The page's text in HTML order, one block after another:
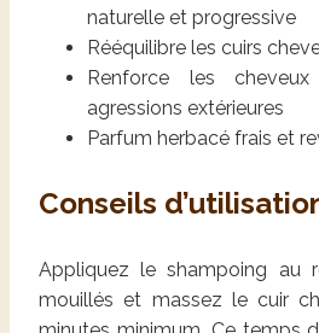
naturelle et progressive
Rééquilibre les cuirs
Renforce les
agressions extérieures
Parfum herbacé frais et
Conseils
Appliquez le shampoing au
mouillés et massez le cuir